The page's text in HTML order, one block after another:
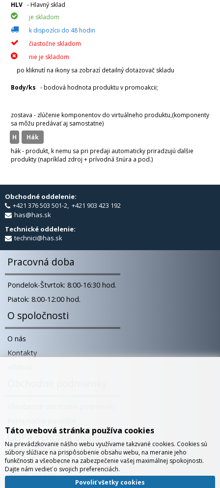
HLV - Hlavný sklad
je skladom
k dispozícii do 48 hodin
čiastočne skladom
nie je skladom
po kliknutí na ikony sa zobrazí detailný dotazovač skladu
Body/ks - bodová hodnota produktu v promoakcii;
zostava - zlúčenie komponentov do virtuálneho produktu,(komponenty
sa môžu predávať aj samostatne)
H
hák
hák - produkt, k nemu sa pri predaji automaticky priradzujú ďalšie
produkty (napríklad zdroj + prívodná šnúra a pod.)
Obchodné oddelenie:
+421 376 503 501-2, +421 903 423 192
has@has.sk
Technické oddelenie:
technici@has.sk
Pracovná doba
Pondelok-Štvrtok: 8:00-16:30 hod.
Piatok: 8:00-12:00 hod.
O spoločnosti
O nás
Kontakty
GDPR ochrana údajov
Ochrana osobných údajov
Súbory cookies
Táto webová stránka používa cookies
Na prevádzkovanie nášho webu využívame takzvané cookies. Cookies sú
súbory slúžiace na prispôsobenie obsahu webu, na meranie jeho
funkčnosti a všeobecne na zabezpečenie vašej maximálnej spokojnosti.
Dajte nám vedieť o svojich preferenciách.
Povoliť všetky cookies